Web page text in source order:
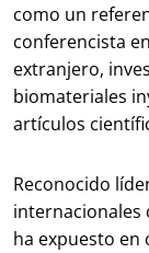
como un
conferencista
extranjero,
biomateriales
artículos
Reconocido
internacionales
ha expuesto en